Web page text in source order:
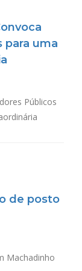
para uma
Públicos
de posto
Machadinho